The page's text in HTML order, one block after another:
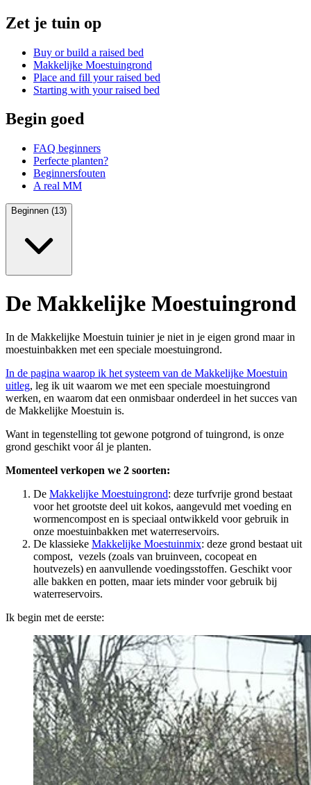
Zet je tuin op
Buy or build a raised bed
Makkelijke Moestuingrond
Place and fill your raised bed
Starting with your raised bed
Begin goed
FAQ beginners
Perfecte planten?
Beginnersfouten
A real MM
Beginnen (13)
De Makkelijke Moestuingrond
In de Makkelijke Moestuin tuinier je niet in je eigen grond maar in
moestuinbakken met een speciale moestuingrond.
In de pagina waarop ik het systeem van de Makkelijke Moestuin
uitleg, leg ik uit waarom we met een speciale moestuingrond
werken, en waarom dat een onmisbaar onderdeel in het succes van
de Makkelijke Moestuin is.
Want in tegenstelling tot gewone potgrond of tuingrond, is onze
grond geschikt voor ál je planten.
Momenteel verkopen we 2 soorten:
De Makkelijke Moestuingrond: deze turfvrije grond bestaat
voor het grootste deel uit kokos, aangevuld met voeding en
wormencompost en is speciaal ontwikkeld voor gebruik in
onze moestuinbakken met waterreservoirs.
De klassieke Makkelijke Moestuinmix: deze grond bestaat uit
compost, vezels (zoals van bruinveen, cocopeat en
houtvezels) en aanvullende voedingsstoffen. Geschikt voor
alle bakken en potten, maar iets minder voor gebruik bij
waterreservoirs.
Ik begin met de eerste: